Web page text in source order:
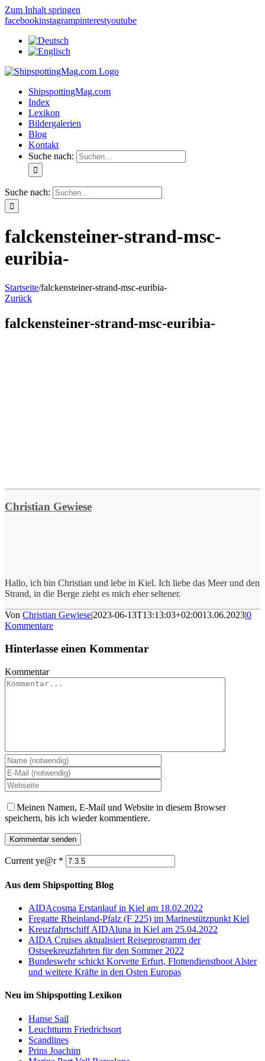
Zum Inhalt springen
facebookinstagrampinterestyoutube
ShipspottingMag.com
Index
Lexikon
Bildergalerien
Blog
Kontakt
Suche nach:
Suche nach:
falckensteiner-strand-msc-
euribia-
Startseite/falckensteiner-strand-msc-euribia-
Zurück
falckensteiner-strand-msc-euribia-
Christian Gewiese
Hallo, ich bin Christian und lebe in Kiel. Ich liebe das Meer und den
Strand, in die Berge zieht es mich eher seltener.
Von Christian Gewiese|2023-06-13T13:13:03+02:0013.06.2023|0
Kommentare
Hinterlasse einen Kommentar
Kommentar
Meinen Namen, E-Mail und Website in diesem Browser
speichern, bis ich wieder kommentiere.
Current ye@r *
Aus dem Shipspotting Blog
AIDAcosma Erstanlauf in Kiel am 18.02.2022
Fregatte Rheinland-Pfalz (F 225) im Marinestützpunkt Kiel
Kreuzfahrtschiff AIDAluna in Kiel am 25.04.2022
AIDA Cruises aktualisiert Reiseprogramm der
Ostseekreuzfahrten für den Sommer 2022
Bundeswehr schickt Korvette Erfurt, Flottendienstboot Alster
und weitere Kräfte in den Osten Europas
Neu im Shipspotting Lexikon
Hanse Sail
Leuchtturm Friedrichsort
Scandlines
Prins Joachim